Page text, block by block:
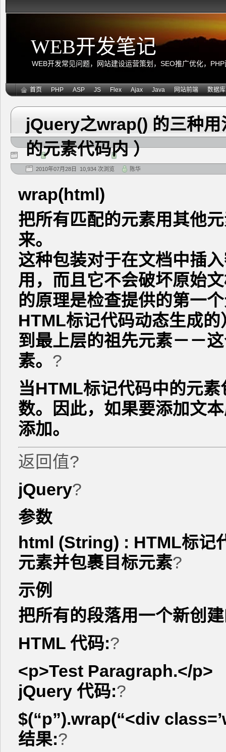
WEB开发笔记
WEB开发常见问题，网站建设运营策划，SEO推广优化，
首页 PHP ASP JS Flex Ajax Java 网站前端 数据库
jQuery之wrap() 的三种
的元素代码内 ）
2010年07月28日 10,934 次浏览 陈华
wrap(html)
把所有匹配的元素用其他
来。
这种包装对于在文档中插
用，而且它不会破坏原始
的原理是检查提供的第一
HTML标记代码动态生成
到最上层的祖先元素－－
素。 ?
当HTML标记代码中的元
数。因此，如果要添加文
添加。
返回值?
jQuery?
参数
html (String) : HTML标记
元素并包裹目标元素?
示例
把所有的段落用一个新创
HTML 代码:?
<p>Test Paragraph.</p>
jQuery 代码:?
$(“p”).wrap(“<div
结果:?